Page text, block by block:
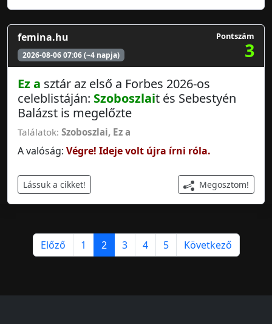
femina.hu
2026-08-06 07:06 (~4 napja)
Pontszám
3
Ez a sztár az első a Forbes 2026-os
celeblistáján: Szoboszlait és Sebestyén
Balázst is megelőzte
Találatok: Szoboszlai, Ez a
A valóság: Végre! Ideje volt újra írni róla.
Lássuk a cikket! Megosztom!
Előző 1 2 3 4 5 Következő